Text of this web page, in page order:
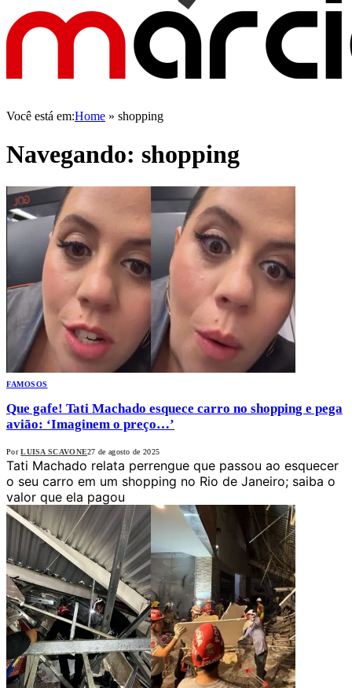
Você está em:Home » shopping
Navegando: shopping
FAMOSOS
Que gafe! Tati Machado esquece carro no shopping e pega
avião: ‘Imaginem o preço…’
Por LUISA SCAVONE27 de agosto de 2025
Tati Machado relata perrengue que passou ao esquecer
o seu carro em um shopping no Rio de Janeiro; saiba o
valor que ela pagou